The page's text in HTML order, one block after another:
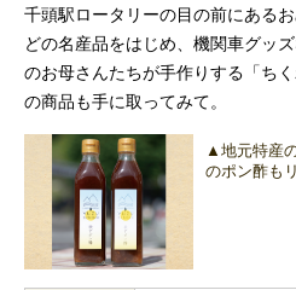
千頭駅ロータリーの目の前にある
どの名産品をはじめ、機関車グッ
のお母さんたちが手作りする「ち
の商品も手に取ってみて。
▲地元特産
のポン酢も